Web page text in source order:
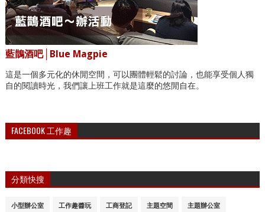
藍鵲酒吧│Blue Magpie
這是一個多元化的休閒空間，可以團體輕鬆的討論，也能享受個人獨
自的閱讀時光，我們讓上班工作就是這麼的悠閒自在。
FACEBOOK 工作趣
分類快搜
小型辦公室 工作趣醬玩 工商登記 主題空間 主題辦公室